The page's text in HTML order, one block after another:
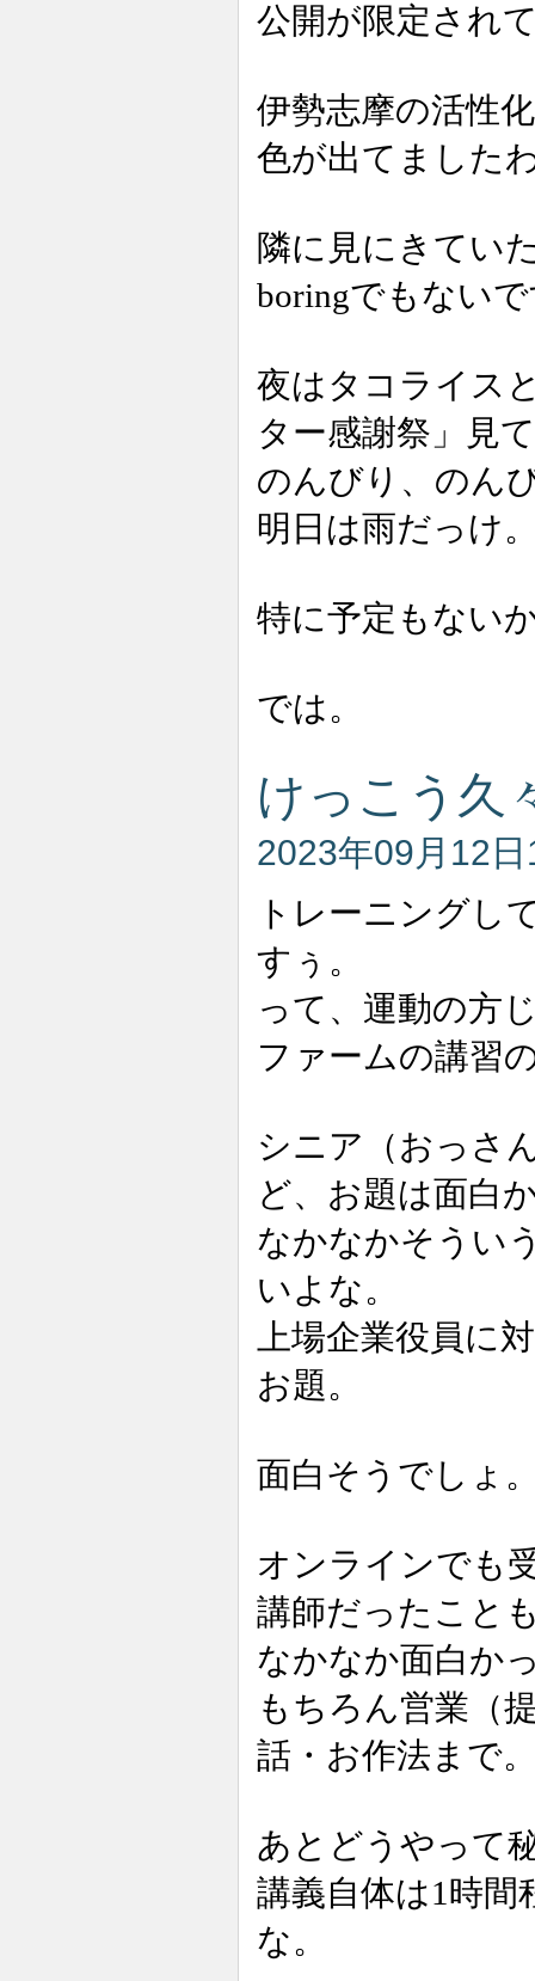
公開が限定され
伊勢志摩の活性
色が出てました
隣に見にきてい
boringでもない
夜はタコライス
ター感謝祭」見
のんびり、のん
明日は雨だっけ
特に予定もない
では。
けっこう久
2023年09月12
トレーニングし
すぅ。
って、運動の方
ファームの講習
シニア（おっさ
ど、お題は面白
なかなかそうい
いよな。
上場企業役員に
お題。
面白そうでしょ
オンラインでも
講師だったこと
なかなか面白か
もちろん営業（
話・お作法まで
あとどうやって
講義自体は1時
な。